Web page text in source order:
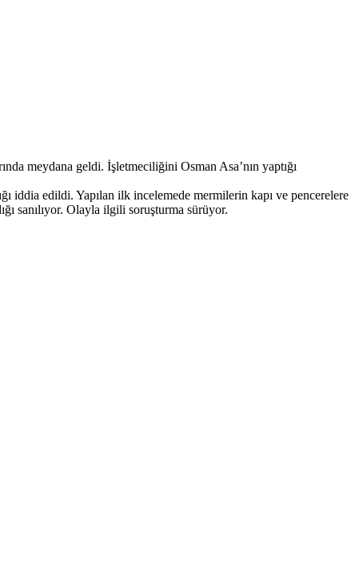
meydana geldi. İşletmeciliğini Osman Asa’nın yaptığı
iddia edildi. Yapılan ilk incelemede mermilerin kapı ve pencerelere
sanılıyor. Olayla ilgili soruşturma sürüyor.